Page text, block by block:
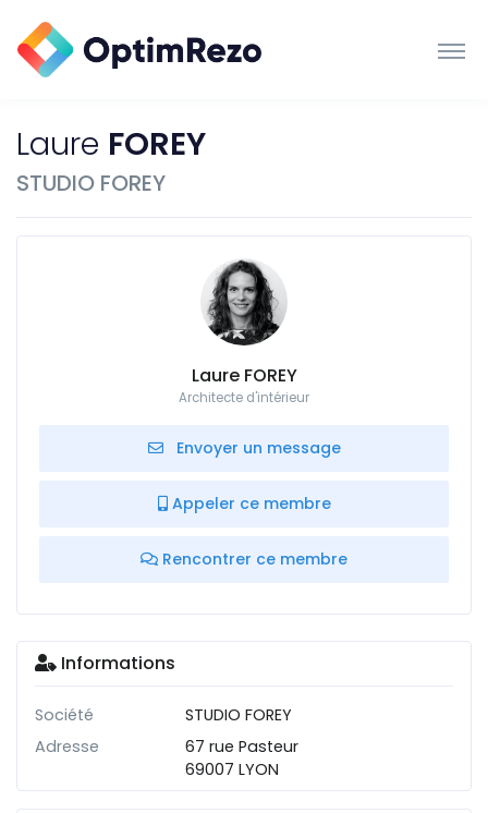
Laure FOREY
STUDIO FOREY
Laure FOREY
Architecte d'intérieur
Envoyer un message
Appeler ce membre
Rencontrer ce membre
Informations
Société
STUDIO FOREY
Adresse
67 rue Pasteur
69007 LYON